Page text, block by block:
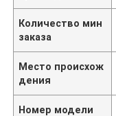
Количество мин
заказа
Место происхож
дения
Номер модели